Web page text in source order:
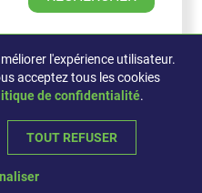
Concepsim
l'expérience utilisateur.
acceptez tous les cookies
de confidentialité.
TOUT REFUSER